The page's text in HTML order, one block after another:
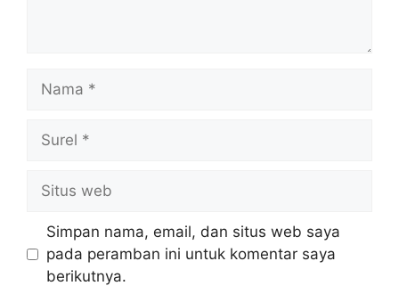
web
Simpan nama, email, dan situs web saya
pada peramban ini untuk komentar saya
berikutnya.